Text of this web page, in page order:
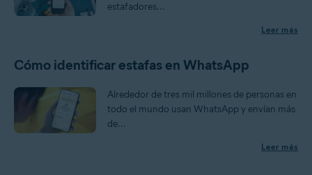
estafadores...
Leer más
Cómo identificar estafas en WhatsApp
Alrededor de tres mil millones de personas en
todo el mundo usan WhatsApp y envían más
de...
Leer más